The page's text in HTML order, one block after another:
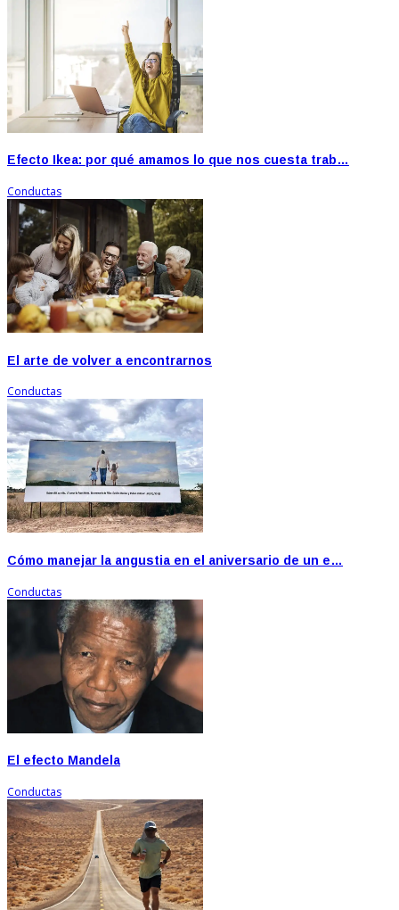
Efecto Ikea: por qué amamos lo que nos cuesta trab…
Conductas
El arte de volver a encontrarnos
Conductas
Cómo manejar la angustia en el aniversario de un e…
Conductas
El efecto Mandela
Conductas